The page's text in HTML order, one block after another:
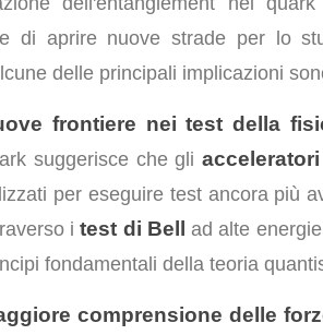
di aprire nuove strade per lo
delle principali implicazioni
frontiere nei test della
suggerisce che gli
per eseguire test ancora più
itest di Bell
ad alte
fondamentali della teoria
comprensione delle